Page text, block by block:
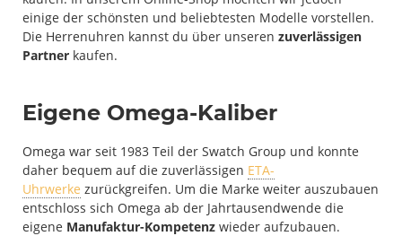
einige der schönsten und beliebtesten Modelle vorstellen.
Die Herrenuhren kannst du über unseren zuverlässigen
Partner kaufen.
Eigene Omega-Kaliber
Omega war seit 1983 Teil der Swatch Group und konnte
daher bequem auf die zuverlässigen ETA-
Uhrwerke zurückgreifen. Um die Marke weiter auszubauen
entschloss sich Omega ab der Jahrtausendwende die
eigene Manufaktur-Kompetenz wieder aufzubauen.